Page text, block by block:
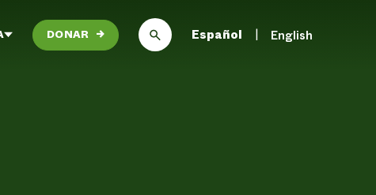
DONAR → Español English